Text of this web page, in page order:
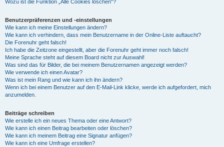
Wozu ist die Funktion „Alle Cookies löschen“?
Benutzerpräferenzen und -einstellungen
Wie kann ich meine Einstellungen ändern?
Wie kann ich verhindern, dass mein Benutzername in der Online-Liste auftaucht?
Die Forenuhr geht falsch!
Ich habe die Zeitzone eingestellt, aber die Forenuhr geht immer noch falsch!
Meine Sprache steht auf diesem Board nicht zur Auswahl!
Was sind das für Bilder, die bei meinem Benutzernamen angezeigt werden?
Wie verwende ich einen Avatar?
Was ist mein Rang und wie kann ich ihn ändern?
Wenn ich bei einem Benutzer auf den E-Mail-Link klicke, werde ich aufgefordert, mich
anzumelden.
Beiträge schreiben
Wie erstelle ich ein neues Thema oder eine Antwort?
Wie kann ich einen Beitrag bearbeiten oder löschen?
Wie kann ich meinem Beitrag eine Signatur anfügen?
Wie kann ich eine Umfrage erstellen?